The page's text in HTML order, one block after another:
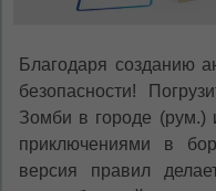
Благодаря созданию
безопасности!
Зомби в городе (рум.)
приключениями в
версия правил